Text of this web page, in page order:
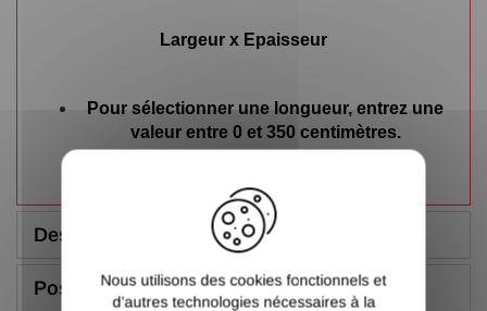
Largeur x Epaisseur
Pour sélectionner une longueur, entrez une
valeur entre 0 et 350 centimètres.
Description
Poser une question
Nous utilisons des cookies fonctionnels et
d’autres technologies nécessaires à la